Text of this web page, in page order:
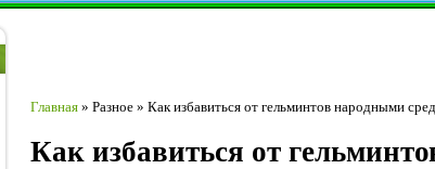
Главная » Разное » Как избавиться от гельминтов народными
Как избавиться от